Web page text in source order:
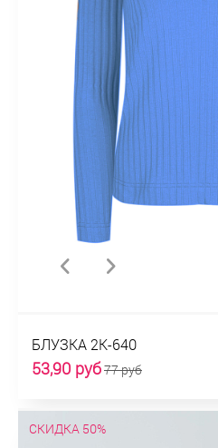
БЛУЗКА 2К-640
53,90 руб77 руб
СКИДКА 50%